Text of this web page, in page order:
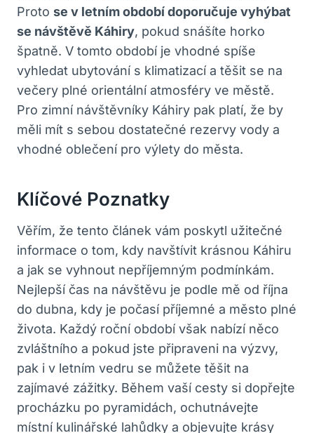
Proto se v letním období doporučuje vyhýbat
se návštěvě Káhiry, pokud snášíte horko
špatně. V tomto období je vhodné spíše
vyhledat ubytování s klimatizací a těšit se na
večery plné orientální atmosféry ve městě.
Pro zimní návštěvníky Káhiry pak platí, že by
měli mít s sebou dostatečné rezervy vody a
vhodné oblečení pro výlety do města.
Klíčové Poznatky
Věřím, že tento článek vám poskytl užitečné
informace o tom, kdy navštívit krásnou Káhiru
a jak se vyhnout nepříjemným podmínkám.
Nejlepší čas na návštěvu je podle mě od října
do dubna, kdy je počasí příjemné a město plné
života. Každý roční období však nabízí něco
zvláštního a pokud jste připraveni na výzvy,
pak i v letním vedru se můžete těšit na
zajímavé zážitky. Během vaší cesty si dopřejte
procházku po pyramidách, ochutnávejte
místní kulinářské lahůdky a objevujte krásy